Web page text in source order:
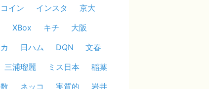
イン
インスタ
京大
XBox キチ
大阪
日ハム DQN
文春
三浦瑠麗 ミス日本
稲葉
ネッコ 実質的
岩井